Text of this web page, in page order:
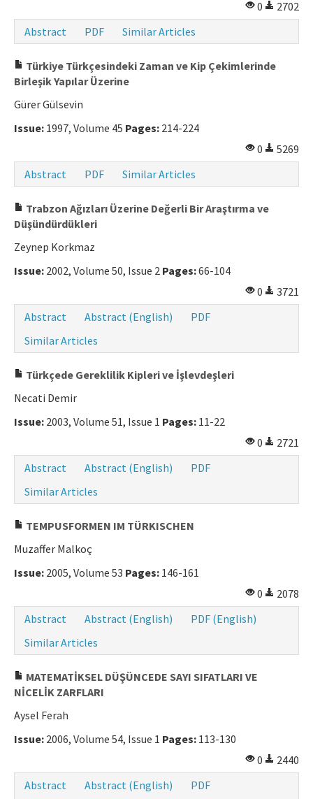
0
2702
Abstract
PDF Similar Articles
Türkiye Türkçesindeki Zaman ve Kip Çekimlerinde
Birleşik Yapılar Üzerine
Gürer Gülsevin
Issue: 1997, Volume 45 Pages: 214-224
0
5269
Abstract
PDF Similar Articles
Trabzon Ağızları Üzerine Değerli Bir Araştırma ve
Düşündürdükleri
Zeynep Korkmaz
Issue: 2002, Volume 50, Issue 2 Pages:66-104
0
3721
Abstract
Abstract (English)
PDF
Similar Articles
Türkçede Gereklilik Kipleri ve İşlevdeşleri
Necati Demir
Issue: 2003, Volume 51, Issue 1 Pages: 11-22
0
2721
Abstract
Abstract (English)
PDF
Similar Articles
TEMPUSFORMEN IM TÜRKISCHEN
Muzaffer Malkoç
Issue: 2005, Volume 53 Pages: 146-161
0
2078
Abstract
Abstract (English)
PDF (English)
Similar Articles
MATEMATİKSEL DÜŞÜNCEDE SAYI SIFATLARI VE
NİCELİK ZARFLARI
Aysel Ferah
Issue: 2006, Volume 54, Issue 1 Pages: 113-130
0
2440
Abstract
Abstract (English) PDF